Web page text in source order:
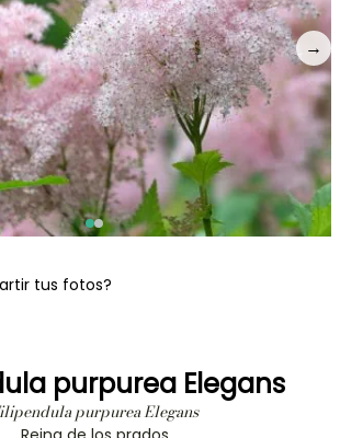
→
tus fotos?
purpurea Elegans
purpurea Elegans